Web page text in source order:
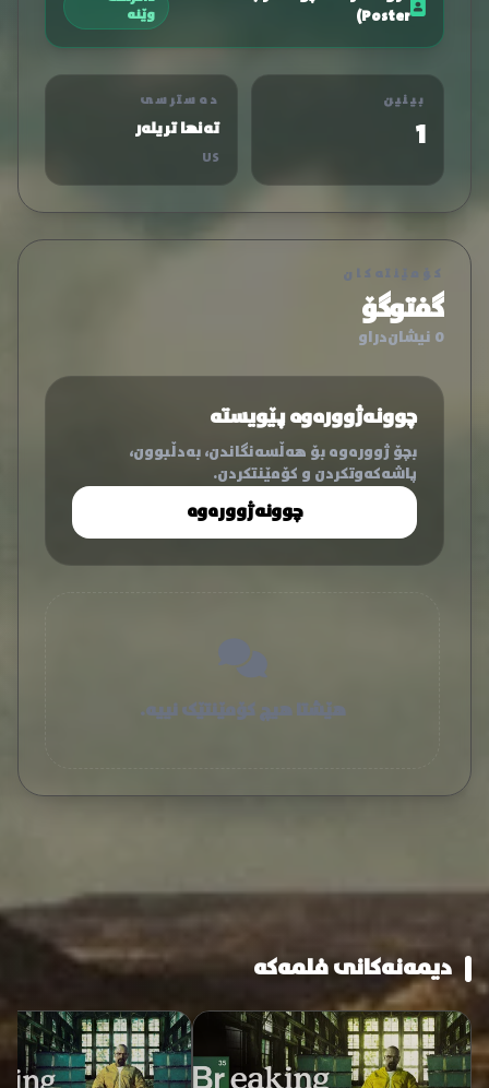
Poster)
وێنە
بینین
1
دەسترسی
تەنها تریلەر
US
کۆمێنتەکان
گفتوگۆ
0 نیشان‌دراو
چوونەژوورەوە پێویستە
بچۆ ژوورەوە بۆ هەڵسەنگاندن، بەدڵبوون،
پاشەکەوتکردن و کۆمێنتکردن.
چوونەژوورەوە
هێشتا هیچ کۆمێنتێک نییە.
دیمەنەکانی فلمەکە